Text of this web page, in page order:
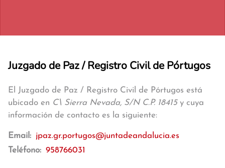
Juzgado de Paz / Registro Civil de Pórtugos
El Juzgado de Paz / Registro Civil de Pórtugos está
ubicado en C\ Sierra Nevada, S/N C.P. 18415y cuya
información de contacto es la siguiente:
Email: jpaz.gr.portugos@juntadeandalucia.es
Teléfono: 958766031